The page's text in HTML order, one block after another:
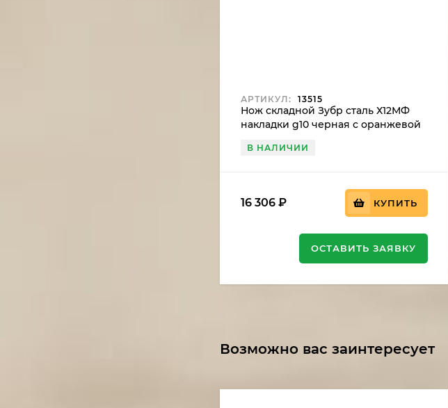
АРТИКУЛ: 13515
Нож складной Зубр сталь Х12МФ
накладки g10 черная с оранжевой
В НАЛИЧИИ
16 306 ₽ КУПИТЬ
ОСТАВИТЬ ЗАЯВКУ
Возможно вас заинтересует